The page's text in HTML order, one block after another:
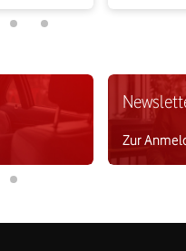
einführen.
Zur